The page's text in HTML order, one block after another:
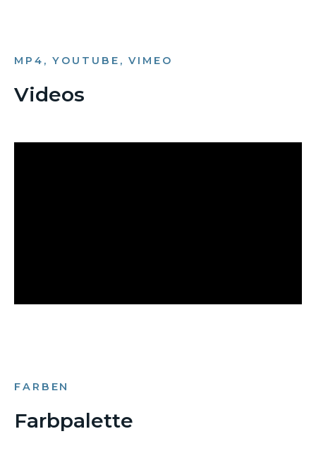
MP4, YOUTUBE, VIMEO
Videos
FARBEN
Farbpalette